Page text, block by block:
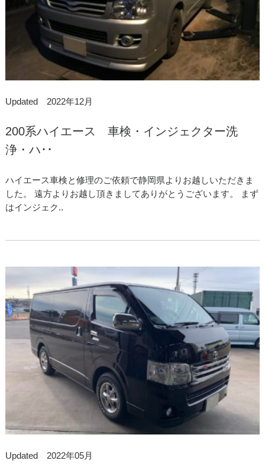
Updated 2022年12月
200系ハイエース 車検・インジェクター洗
浄・ハ･･
ハイエース車検と修理のご依頼で静岡県よりお越しいただきま
した。 遠方よりお越し頂きましてありがとうございます。 まず
はインジェク..
Updated 2022年05月